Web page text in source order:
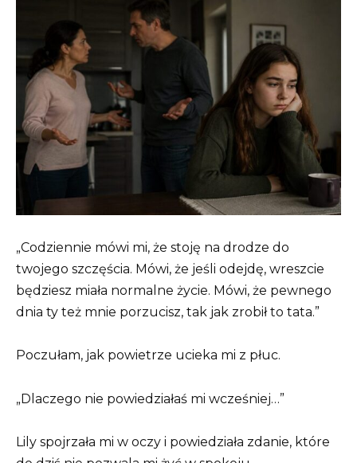
„Codziennie mówi mi, że stoję na drodze do
twojego szczęścia. Mówi, że jeśli odejdę, wreszcie
będziesz miała normalne życie. Mówi, że pewnego
dnia ty też mnie porzucisz, tak jak zrobił to tata.”
Poczułam, jak powietrze ucieka mi z płuc.
„Dlaczego nie powiedziałaś mi wcześniej…”
Lily spojrzała mi w oczy i powiedziała zdanie, które